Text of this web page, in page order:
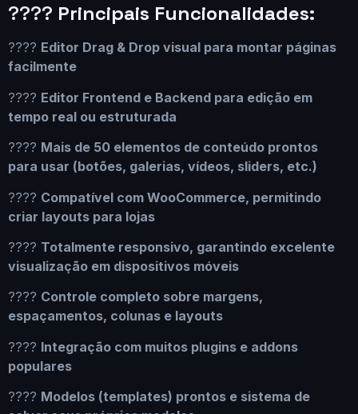
???? Principais Funcionalidades:
????️ Editor Drag & Drop visual para montar páginas
facilmente
???? Editor Frontend e Backend para edição em
tempo real ou estruturada
???? Mais de 50 elementos de conteúdo prontos
para usar (botões, galerias, vídeos, sliders, etc.)
????️ Compatível com WooCommerce, permitindo
criar layouts para lojas
???? Totalmente responsivo, garantindo excelente
visualização em dispositivos móveis
???? Controle completo sobre margens,
espaçamentos, colunas e layouts
???? Integração com muitos plugins e addons
populares
???? Modelos (templates) prontos e sistema de